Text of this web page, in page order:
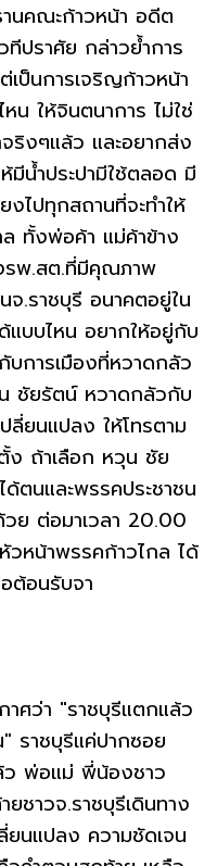
นคณะก้าวหน้า อดีต
ทีปราศัย กล่าวย้ำการ
เป็นการเจริญก้าวหน้า
หน ให้จินตนาการ ไม่ใช่
ริงๆแล้ว และอยากส่ง
มีน้ำประปามีใช้ตลอด มี
งไปทุกสถานที่จะทำให้
ทั้งพ่อค้า แม่ค้าข้าง
รพ.สต.ที่มีคุณภาพ
จ.ราชบุรี อนาคตอยู่ใน
แบบไหน อยากให้อยู่กับ
บการเมืองที่หวาดกลัว
ชัยรัตน์ หวาดกลัวกับ
ลี่ยนแปลง ให้โทรตาม
ถ้าเลือก หวุน ชัย
ตนและพรรคประชาชน
วย ต่อมาเวลา 20.00
หน้าพรรคก้าวไกล ได้
ต้อนรับจา
ศว่า "ราชบุรีแตกแล้ว
ราชบุรีแค่ปากซอย
ว พ่อแม่ พี่น้องชาว
ชาวจ.ราชบุรีเดินทาง
นแปลง ความชัดเจน